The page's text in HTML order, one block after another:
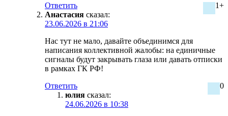
1+
Ответить
Анастасия сказал:
23.06.2026 в 21:06
Нас тут не мало, давайте объединимся для
написания коллективной жалобы: на единичные
сигналы будут закрывать глаза или давать отписки
в рамках ГК РФ!
0
Ответить
юлия сказал:
24.06.2026 в 10:38